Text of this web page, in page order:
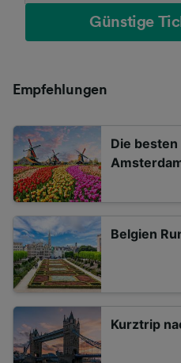
Günstige
Empfehlungen
Die
Belgien
Kurztrip